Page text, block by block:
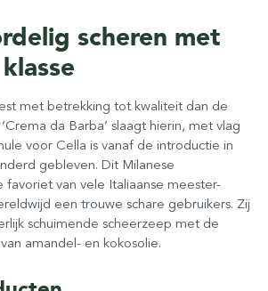
scheren met
met betrekking tot kwaliteit dan de
da Barba’ slaagt hierin, met vlag
voor Cella is vanaf de introductie in
gebleven. Dit Milanese
favoriet van vele Italiaanse meester-
een trouwe schare gebruikers. Zij
schuimende scheerzeep met de
amandel- en kokosolie.